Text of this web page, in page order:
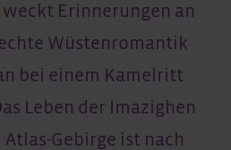
weckt Erinnerungen an
Wüstenromantik
bei einem Kamelritt
Leben der Imazighen
Gebirge ist nach